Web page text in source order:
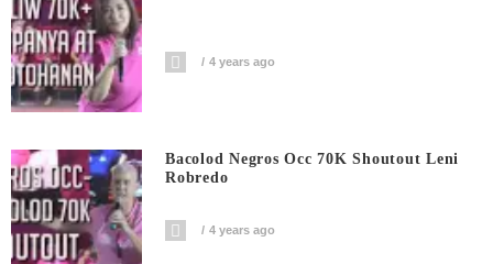
4 years ago
Bacolod Negros Occ 70K Shoutout Leni
Robredo
4 years ago